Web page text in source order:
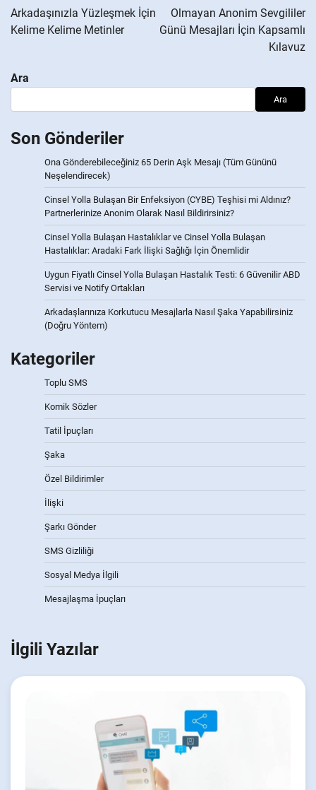
Arkadaşınızla Yüzleşmek İçin
Kelime Kelime Metinler
Olmayan Anonim Sevgililer
Günü Mesajları İçin Kapsamlı
Kılavuz
Ara
Ara
Son Gönderiler
Ona Gönderebileceğiniz 65 Derin Aşk Mesajı (Tüm Gününü
Neşelendirecek)
Cinsel Yolla Bulaşan Bir Enfeksiyon (CYBE) Teşhisi mi Aldınız?
Partnerlerinize Anonim Olarak Nasıl Bildirirsiniz?
Cinsel Yolla Bulaşan Hastalıklar ve Cinsel Yolla Bulaşan
Hastalıklar: Aradaki Fark İlişki Sağlığı İçin Önemlidir
Uygun Fiyatlı Cinsel Yolla Bulaşan Hastalık Testi: 6 Güvenilir ABD
Servisi ve Notify Ortakları
Arkadaşlarınıza Korkutucu Mesajlarla Nasıl Şaka Yapabilirsiniz
(Doğru Yöntem)
Kategoriler
Toplu SMS
Komik Sözler
Tatil İpuçları
Şaka
Özel Bildirimler
İlişki
Şarkı Gönder
SMS Gizliliği
Sosyal Medya İlgili
Mesajlaşma İpuçları
İlgili Yazılar